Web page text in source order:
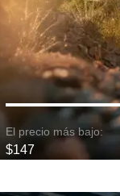
El precio más bajo:
$147